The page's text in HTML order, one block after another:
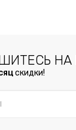
НА
скидки!